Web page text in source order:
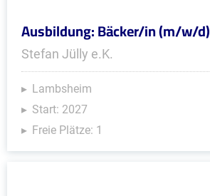
Ausbildung: Bäcker/in (m/w/d)
Stefan Jülly e.K.
Lambsheim
Start: 2027
Freie Plätze: 1